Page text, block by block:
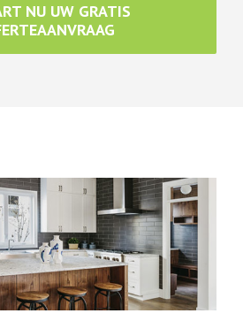
NU UW GRATIS